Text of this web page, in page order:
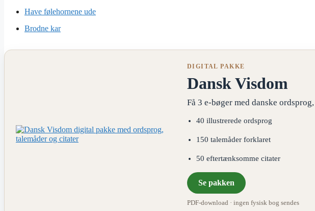
Have følehornene ude
Brodne kar
DIGITAL PAKKE
Dansk Visdom
Få 3 e-bøger med danske
40 illustrerede ordsprog
150 talemåder forklaret
50 eftertænksomme citater
Se pakken
PDF-download · ingen fysisk bog sendes